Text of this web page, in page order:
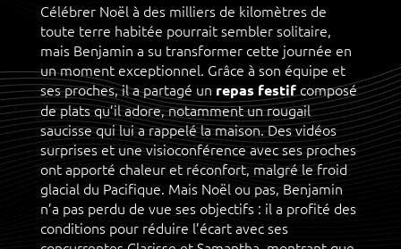
Célébrer Noël à des milliers de kilomètres de
toute terre habitée pourrait sembler solitaire,
mais Benjamin a su transformer cette journée en
un moment exceptionnel. Grâce à son équipe et
ses proches, il a partagé un repas festifcomposé
de plats qu’il adore, notamment un rougail
saucisse qui lui a rappelé la maison. Des vidéos
surprises et une visioconférence avec ses proches
ont apporté chaleur et réconfort, malgré le froid
glacial du Pacifique. Mais Noël ou pas, Benjamin
n’a pas perdu de vue ses objectifs : il a profité des
conditions pour réduire l’écart avec ses